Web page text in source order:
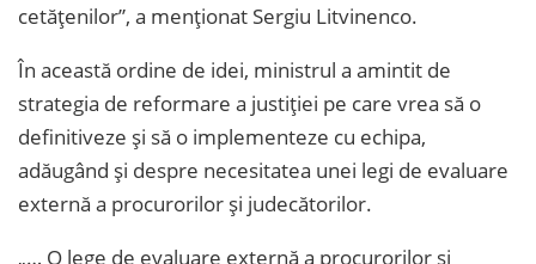
cetățenilor”, a menționat Sergiu Litvinenco.
În această ordine de idei, ministrul a amintit de
strategia de reformare a justiției pe care vrea să o
definitiveze și să o implementeze cu echipa,
adăugând și despre necesitatea unei legi de evaluare
externă a procurorilor și judecătorilor.
„… O lege de evaluare externă a procurorilor și